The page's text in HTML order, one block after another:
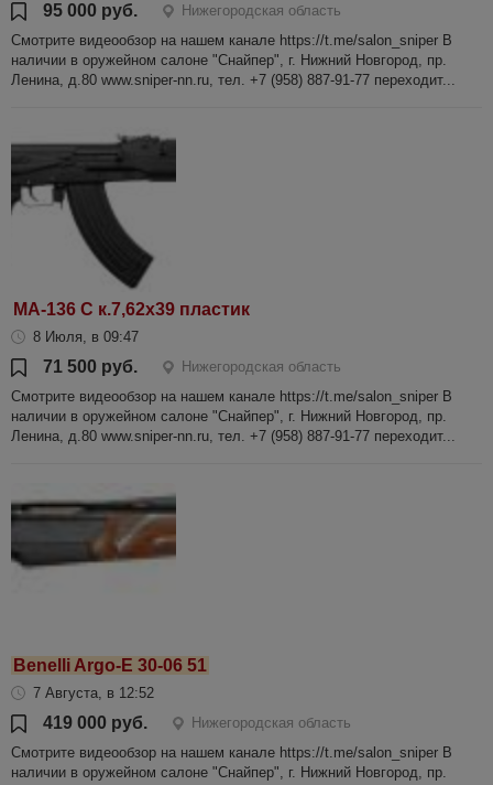
95 000 руб.
Нижегородская область
Смотрите видеообзор на нашем канале https://t.me/salon_sniper В
наличии в оружейном салоне "Снайпер", г. Нижний Новгород, пр.
Ленина, д.80 www.sniper-nn.ru, тел. +7 (958) 887-91-77 переходит...
МА-136 С к.7,62х39 пластик
8 Июля, в 09:47
71 500 руб.
Нижегородская область
Смотрите видеообзор на нашем канале https://t.me/salon_sniper В
наличии в оружейном салоне "Снайпер", г. Нижний Новгород, пр.
Ленина, д.80 www.sniper-nn.ru, тел. +7 (958) 887-91-77 переходит...
Benelli Argo-E 30-06 51
7 Августа, в 12:52
419 000 руб.
Нижегородская область
Смотрите видеообзор на нашем канале https://t.me/salon_sniper В
наличии в оружейном салоне "Снайпер", г. Нижний Новгород, пр.